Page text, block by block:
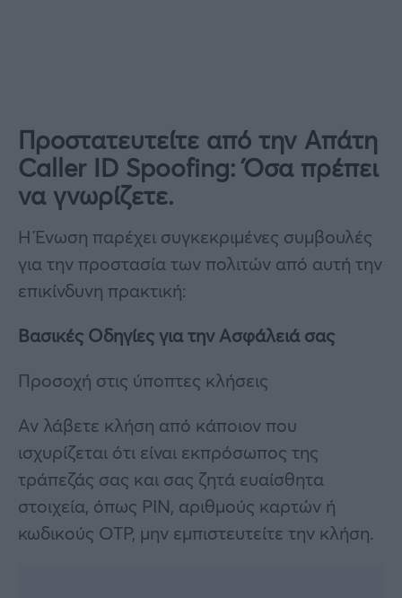
Προστατευτείτε από την Απάτη
Caller ID Spoofing: Όσα πρέπει
να γνωρίζετε.
Η Ένωση παρέχει συγκεκριμένες συμβουλές
για την προστασία των πολιτών από αυτή την
επικίνδυνη πρακτική:
Βασικές Οδηγίες για την Ασφάλειά σας
Προσοχή στις ύποπτες κλήσεις
Αν λάβετε κλήση από κάποιον που
ισχυρίζεται ότι είναι εκπρόσωπος της
τράπεζάς σας και σας ζητά ευαίσθητα
στοιχεία, όπως PIN, αριθμούς καρτών ή
κωδικούς OTP, μην εμπιστευτείτε την κλήση.